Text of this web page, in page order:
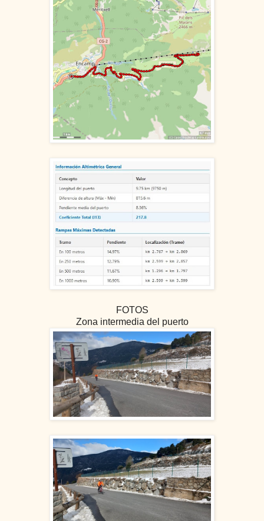
FOTOS
Zona intermedia del puerto